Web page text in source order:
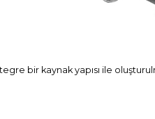
bir kaynak yapısı ile